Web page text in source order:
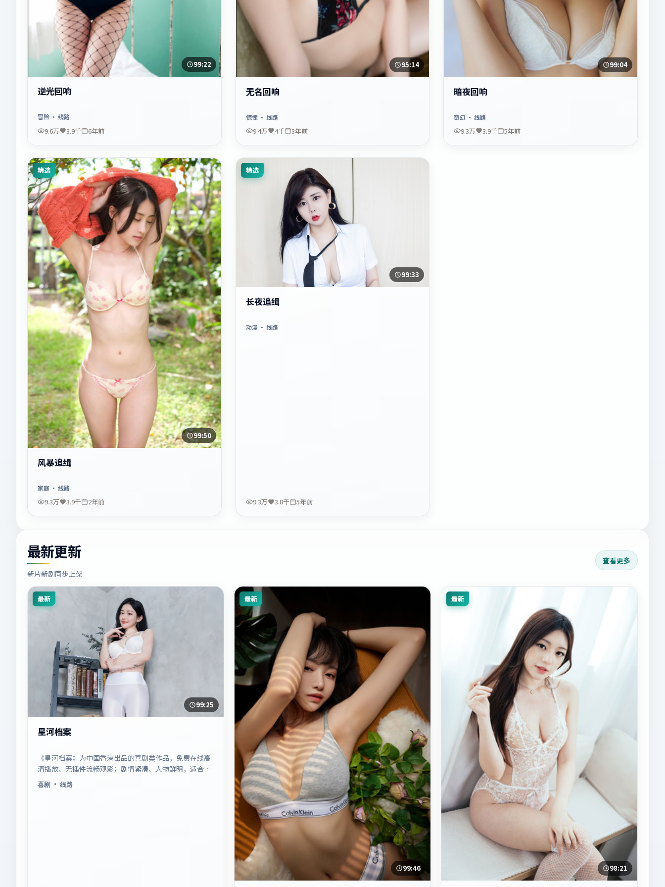
99:22
逆光回响
冒险· 线路
9.6万 3.9千 6年前
95:14
无名回响
惊悚· 线路
9.4万 4千 3年前
99:04
暗夜回响
奇幻 · 线路
9.3万 3.9千 5年前
精选
99:50
风暴追缉
家庭 · 线路
9.3万 3.9千 2年前
精选
99:33
长夜追缉
动漫 · 线路
9.3万 3.8千 5年前
最新更新
新片新剧同步上架
查看更多
最新
99:25
星河档案
《星河档案》为中国香港出品的喜剧类作品，免费在线高
清播放、无插件流畅观影；剧情紧凑、人物鲜明，适合休
闲一口气追看。
喜剧· 线路
最新
99:46
最新
98:21